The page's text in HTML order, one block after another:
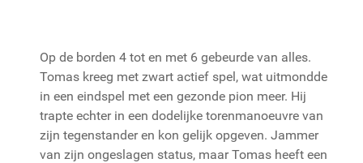
Op de borden 4 tot en met 6 gebeurde van alles.
Tomas kreeg met zwart actief spel, wat uitmondde
in een eindspel met een gezonde pion meer. Hij
trapte echter in een dodelijke torenmanoeuvre van
zijn tegenstander en kon gelijk opgeven. Jammer
van zijn ongeslagen status, maar Tomas heeft een